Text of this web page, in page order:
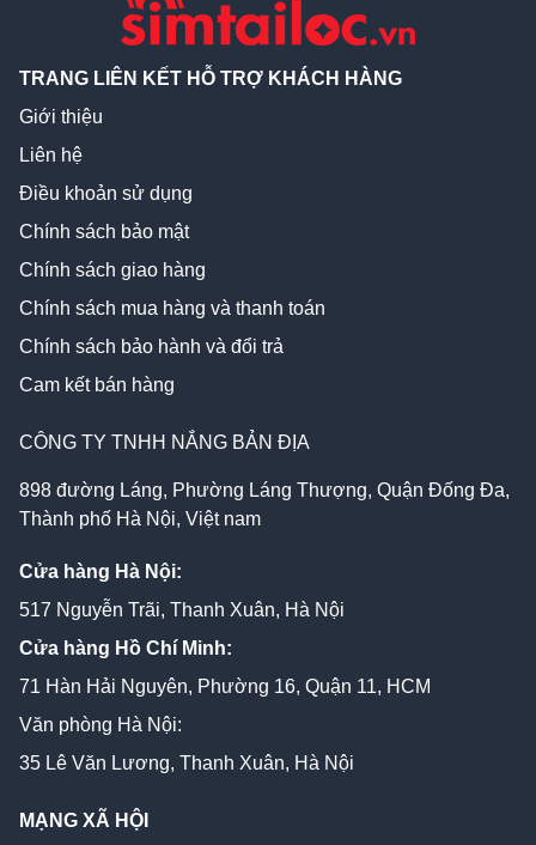
CÔNG TY TNHH NẮNG BẢN ĐỊA
898 đường Láng, Phường Láng Thượng, Quận Đống Đa,
Thành phố Hà Nội, Việt nam
Cửa hàng Hà Nội:
517 Nguyễn Trãi, Thanh Xuân, Hà Nội
Cửa hàng Hồ Chí Minh:
71 Hàn Hải Nguyên, Phường 16, Quận 11, HCM
Văn phòng Hà Nội:
35 Lê Văn Lương, Thanh Xuân, Hà Nội
TRANG LIÊN KẾT HỖ TRỢ KHÁCH HÀNG
Giới thiệu
Liên hệ
Điều khoản sử dụng
Chính sách bảo mật
Chính sách giao hàng
Chính sách mua hàng và thanh toán
Chính sách bảo hành và đổi trả
Cam kết bán hàng
MẠNG XÃ HỘI